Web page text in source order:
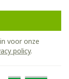
voor onze
policy.